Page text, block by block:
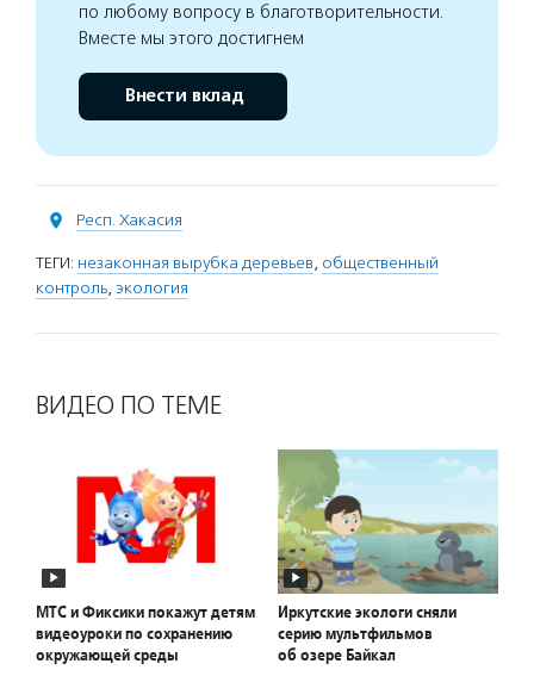
по любому вопросу в благотворительности.
Вместе мы этого достигнем
Внести вклад
Респ. Хакасия
ТЕГИ: незаконная вырубка деревьев, общественный
контроль, экология
ВИДЕО ПО ТЕМЕ
МТС и Фиксики покажут детям
видеоуроки по сохранению
окружающей среды
Иркутские экологи сняли
серию мультфильмов
об озере Байкал